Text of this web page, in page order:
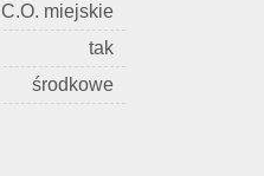
C.O. miejskie
tak
środkowe